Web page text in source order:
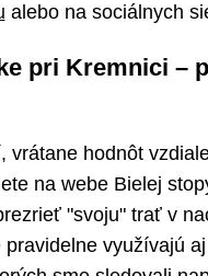
alebo na sociálnych
pri Kremnici –
vrátane hodnôt
na webe Bielej
"svoju" trať v
využívajú